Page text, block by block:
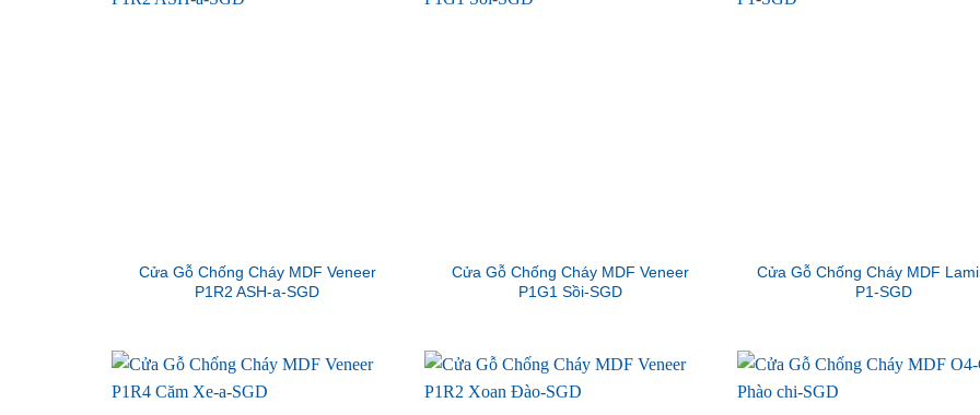
Cửa Gỗ Chống Cháy MDF Veneer
P1R2 ASH-a-SGD
Cửa Gỗ Chống Cháy MDF Veneer
P1G1 Sồi-SGD
Cửa Gỗ Chống Cháy MDF
P1-SGD